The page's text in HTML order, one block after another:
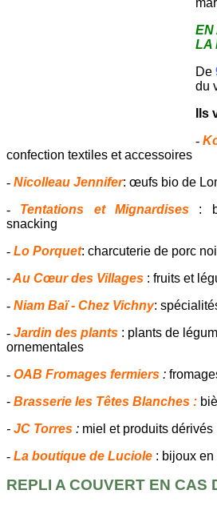
EN
LA
De
du
Ils
-
confection textiles et accessoires
- Nicolleau Jennifer: œufs bio de
- Tentations et Mignardises
:
snacking
- Lo Porquet: charcuterie de porc
-Au Cœur des Villages : fruits et
- Niam Baï - Chez Vichny:
- Jardin des plants : plants de
ornementales
- OAB Fromages fermiers :
- Brasserie les Têtes Blanches :
- JC Torres : miel et produits dérivés
- La boutique de Luciole : bijoux
REPLI A COUVERT EN CAS